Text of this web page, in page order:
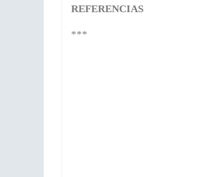
REFERENCIAS
***